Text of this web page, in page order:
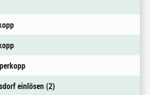
einlösen (2)